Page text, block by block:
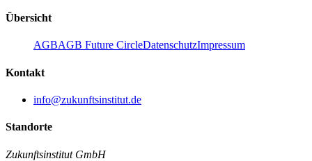
Übersicht
AGBAGB Future CircleDatenschutzImpressum
Kontakt
info@zukunftsinstitut.de
Standorte
Zukunftsinstitut GmbH